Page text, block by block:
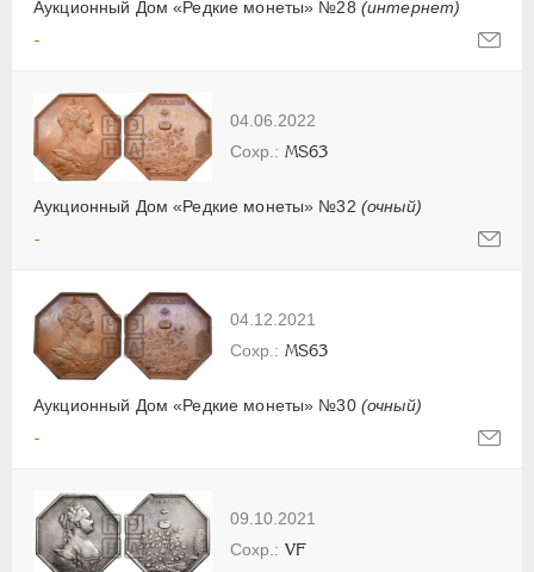
Аукционный Дом «Редкие монеты» №28 (интернет)
-
04.06.2022
Аукционный Дом «Редкие монеты» №32 (очный)
MS63
-
04.12.2021
Аукционный Дом «Редкие монеты» №30 (очный)
MS63
-
09.10.2021
VF